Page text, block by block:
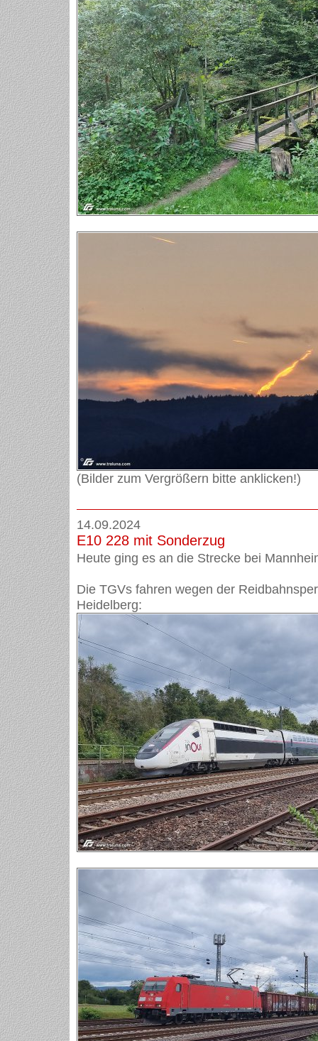
(Bilder zum Vergrößern bitte anklicken!)
14.09.2024
E10 228 mit Sonderzug
Heute ging es an die Strecke bei
Die TGVs fahren wegen der
Heidelberg: